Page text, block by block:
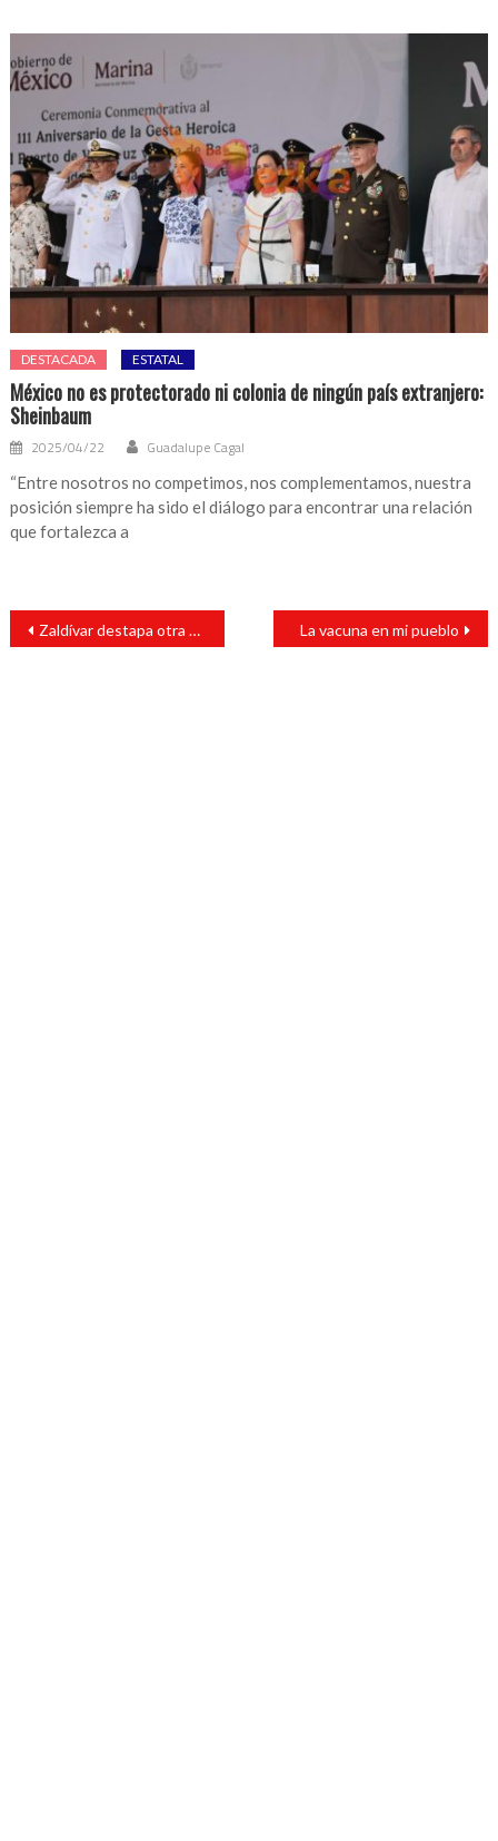
DESTACADA ESTATAL
México no es protectorado ni colonia de ningún país extranjero:
Sheinbaum
2025/04/22 Guadalupe Cagal
“Entre nosotros no competimos, nos complementamos, nuestra
posición siempre ha sido el diálogo para encontrar una relación
que fortalezca a
Navegación
entradas
Zaldívar destapa otra cloaca: dos jueces violaron por años a más de 50 trabajadoras La vacuna en mi pueblo